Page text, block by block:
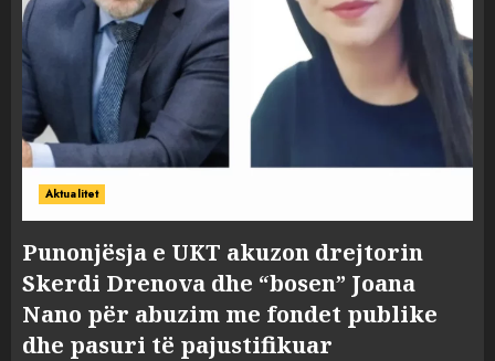
Aktualitet
Punonjësja e UKT akuzon drejtorin
Skerdi Drenova dhe “bosen” Joana
Nano për abuzim me fondet publike
dhe pasuri të pajustifikuar